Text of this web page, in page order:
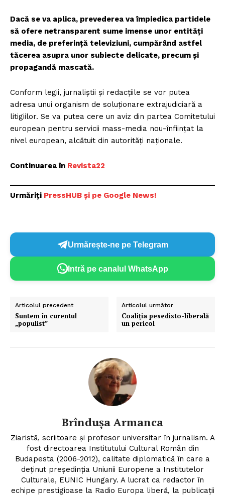
Dacă se va aplica, prevederea va împiedica partidele
să ofere netransparent sume imense unor entități
media, de preferință televiziuni, cumpărând astfel
tăcerea asupra unor subiecte delicate, precum și
propagandă mascată.
Conform legii, jurnaliștii și redacțiile se vor putea
adresa unui organism de soluționare extrajudiciară a
litigiilor. Se va putea cere un aviz din partea Comitetului
european pentru servicii mass-media nou-înființat la
nivel european, alcătuit din autorități naționale.
Continuarea în Revista22
Urmăriți PressHUB și pe Google News!
Urmărește-ne pe Telegram
Intră pe canalul WhatsApp
Articolul precedent
Suntem în curentul
„populist”
Articolul următor
Coaliția pesedisto-liberală
un pericol
Brîndușa Armanca
Ziaristă, scriitoare şi profesor universitar în jurnalism. A
fost directoarea Institutului Cultural Român din
Budapesta (2006-2012), calitate diplomatică în care a
deținut președinția Uniunii Europene a Institutelor
Culturale, EUNIC Hungary. A lucrat ca redactor în
echipe prestigioase la Radio Europa liberă, la publicații